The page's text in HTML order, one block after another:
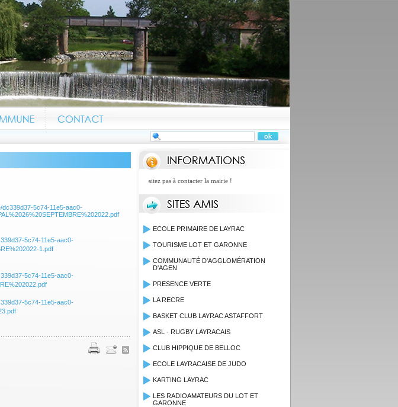
dc339d37-5c74-11e5-aac0-
5c74-11e5-aac0-
1.pdf
5c74-11e5-aac0-
5c74-11e5-aac0-
Information canicule n'hésitez pas à contacter la mairie !
ECOLE PRIMAIRE DE LAYRAC
TOURISME LOT ET GARONNE
COMMUNAUTÉ D'AGGLOMÉRATION
D'AGEN
PRESENCE VERTE
LA RECRE
BASKET CLUB LAYRAC ASTAFFORT
ASL - RUGBY LAYRACAIS
CLUB HIPPIQUE DE BELLOC
ECOLE LAYRACAISE DE JUDO
KARTING LAYRAC
LES RADIOAMATEURS DU LOT ET
GARONNE